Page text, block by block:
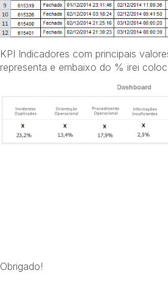
KPI Indicadores com principais
representa e embaixo do % irei
Obrigado!